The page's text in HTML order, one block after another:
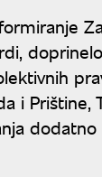
i Prištine,